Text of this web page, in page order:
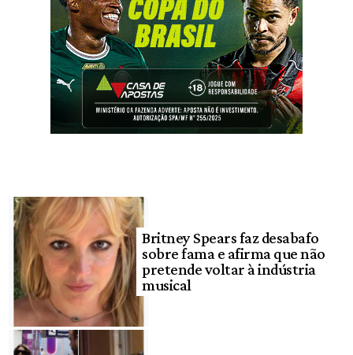
Britney Spears faz desabafo
sobre fama e afirma que não
pretende voltar à indústria
musical